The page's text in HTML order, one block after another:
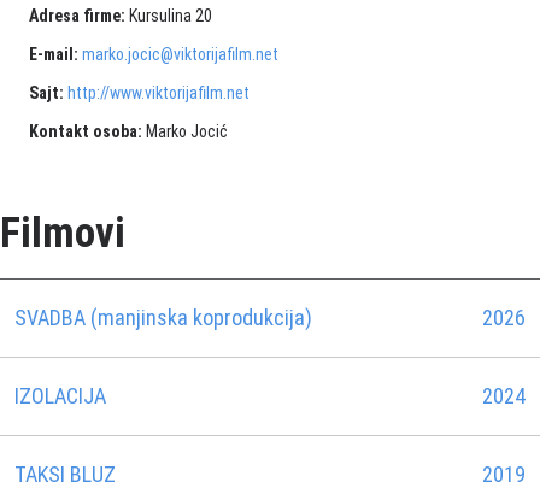
Adresa firme: Kursulina 20
E-mail: marko.jocic@viktorijafilm.net
Sajt: http://www.viktorijafilm.net
Kontakt osoba: Marko Jocić
Filmovi
SVADBA (manjinska koprodukcija) 2026
IZOLACIJA 2024
TAKSI BLUZ 2019